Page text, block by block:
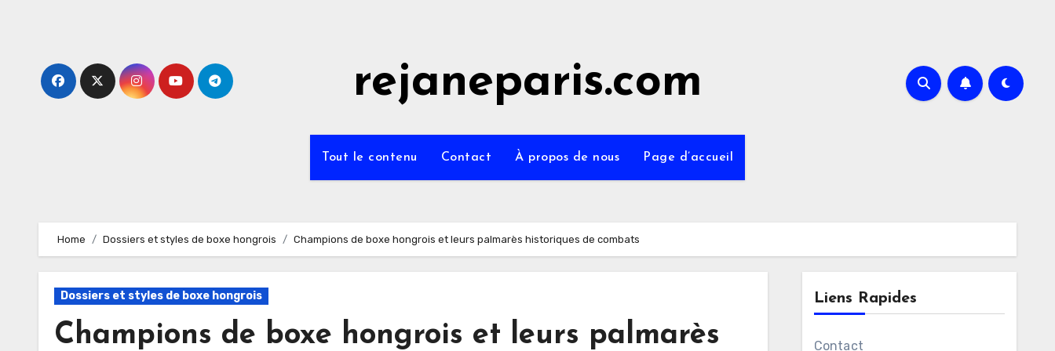
rejaneparis.com
Tout le contenu Contact À propos de nous Page d’accueil
Home Dossiers et styles de boxe hongrois Champions de boxe hongrois et leurs palmarès historiques de combats
Dossiers et styles de boxe hongrois
Champions de boxe hongrois et leurs palmarès
Liens Rapides
Contact